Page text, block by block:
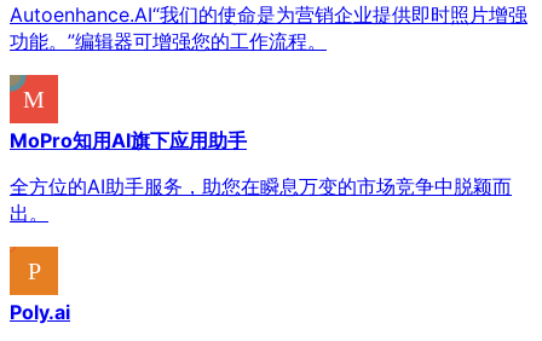
Autoenhance.AI“我们的使命是为营销企业提供即时照片增强
功能。”编辑器可增强您的工作流程。
MoPro知用AI旗下应用助手
全方位的AI助手服务，助您在瞬息万变的市场竞争中脱颖而
出。
Poly.ai